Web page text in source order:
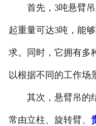
首先，3吨悬臂吊
起重量可达3吨，能
求。同时，它拥有多
以根据不同的工作场
其次，悬臂吊的结
常由立柱、旋转臂、